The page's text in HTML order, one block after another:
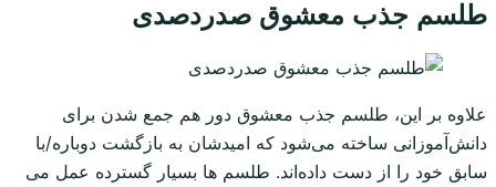
طلسم جذب معشوق صدردصدی
علاوه بر این، طلسم جذب معشوق دور هم جمع شدن برای
دانش‌آموزانی ساخته می‌شود که امیدشان به بازگشت دوباره/با
سابق خود را از دست داده‌اند. طلسم ها بسیار گسترده عمل می